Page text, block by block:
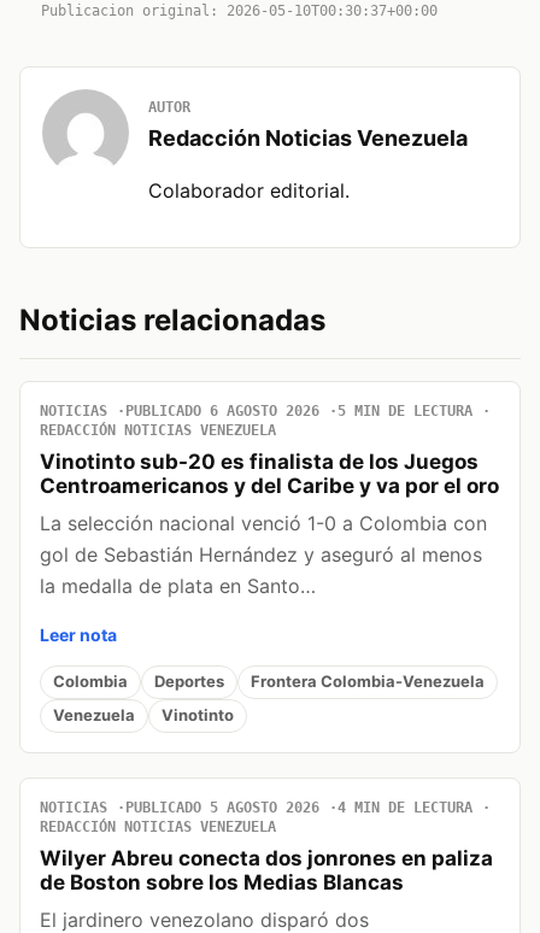
Publicacion original: 2026-05-10T00:30:37+00:00
AUTOR
Redacción Noticias Venezuela
Colaborador editorial.
Noticias relacionadas
NOTICIAS PUBLICADO 6 AGOSTO 2026
5 MIN DE LECTURA
REDACCIÓN NOTICIAS VENEZUELA
Vinotinto sub-20 es finalista de los Juegos
Centroamericanos y del Caribe y va por el oro
La selección nacional venció 1-0 a Colombia con
gol de Sebastián Hernández y aseguró al menos
la medalla de plata en Santo…
Leer nota
Colombia Deportes
Frontera Colombia-Venezuela
Venezuela
Vinotinto
NOTICIAS PUBLICADO 5 AGOSTO 2026
4 MIN DE LECTURA
REDACCIÓN NOTICIAS VENEZUELA
Wilyer Abreu conecta dos jonrones en paliza
de Boston sobre los Medias Blancas
El jardinero venezolano disparó dos